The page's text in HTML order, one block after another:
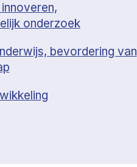
onderzoek
bevordering van